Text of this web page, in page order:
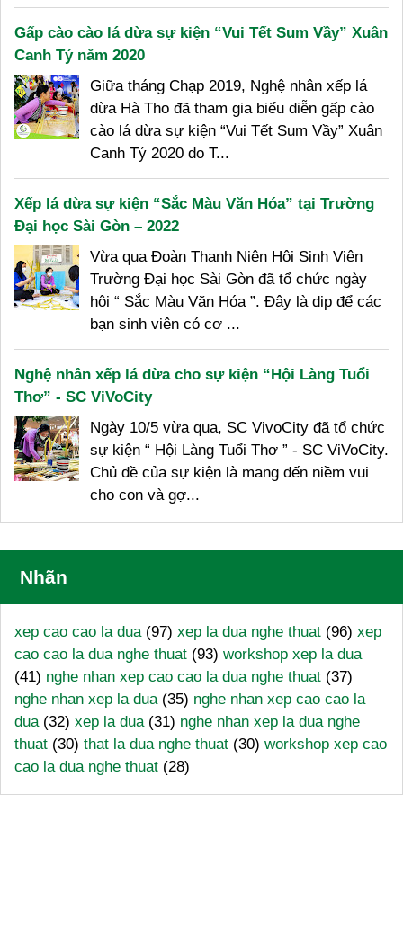
Gấp cào cào lá dừa sự kiện “Vui Tết Sum Vầy” Xuân
Canh Tý năm 2020
Giữa tháng Chạp 2019, Nghệ nhân xếp lá
dừa Hà Tho đã tham gia biểu diễn gấp cào
cào lá dừa sự kiện “Vui Tết Sum Vầy” Xuân
Canh Tý 2020 do T...
Xếp lá dừa sự kiện “Sắc Màu Văn Hóa” tại Trường
Đại học Sài Gòn – 2022
Vừa qua Đoàn Thanh Niên Hội Sinh Viên
Trường Đại học Sài Gòn đã tổ chức ngày
hội “ Sắc Màu Văn Hóa ”. Đây là dịp để các
bạn sinh viên có cơ ...
Nghệ nhân xếp lá dừa cho sự kiện “Hội Làng Tuổi
Thơ” - SC ViVoCity
Ngày 10/5 vừa qua, SC VivoCity đã tổ chức
sự kiện “ Hội Làng Tuổi Thơ ” - SC ViVoCity.
Chủ đề của sự kiện là mang đến niềm vui
cho con và gợ...
Nhãn
xep cao cao la dua (97) xep la dua nghe thuat (96) xep
cao cao la dua nghe thuat (93) workshop xep la dua
(41) nghe nhan xep cao cao la dua nghe thuat (37)
nghe nhan xep la dua (35) nghe nhan xep cao cao la
dua (32) xep la dua (31) nghe nhan xep la dua nghe
thuat (30) that la dua nghe thuat (30) workshop xep cao
cao la dua nghe thuat (28)